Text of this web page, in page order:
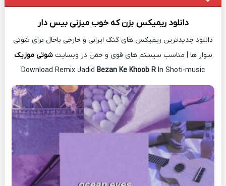
دانلود ریمیکس بزن که خوب میزنی بیس دار
دانلود جدیدترین ریمیکس های گنگ ایرانی و خارجی باحال برای شوتی
سوار ها | مناسب سیستم های قوی و خفن در وبسایتشوتی موزیک
Download Remix Jadid Bezan Ke Khoob R In Shoti-music